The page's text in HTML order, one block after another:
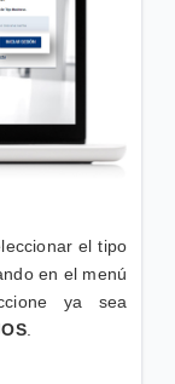
el tipo
en el menú
ya sea
.